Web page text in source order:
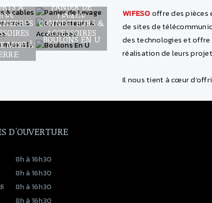
À
PANIER DE
LEVAGE
CONNECTEURS &
ACCESSOIRES
MISE À
BOULONS EN U
WIFESOoffre des pièces
de sites de
des technologies et offre
réalisation de leurs
Il nous tient à cœur
D'OUVERTURE
8h à 16h30
8h à 16h30
8h à 16h30
8h à 16h30